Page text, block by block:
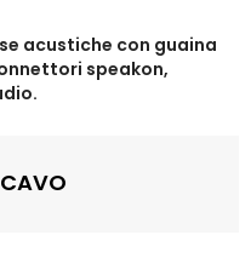
acustiche con guaina
speakon,